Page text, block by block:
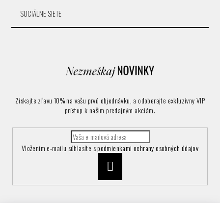
SOCIÁLNE SIETE
Získajte zľavu 10% na vašu prvú objednávku, a odoberajte exkluzívny VIP
prístup k našim predajným akciám.
Vložením e-mailu súhlasíte spodmienkami ochrany osobných údajov